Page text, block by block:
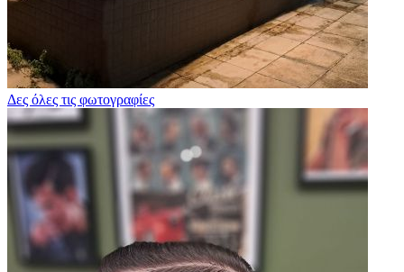
Δες όλες τις φωτογραφίες